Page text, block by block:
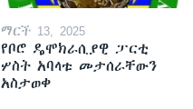
ማርች 13, 2025
የቦሮ ዴሞክራሲያዊ ፓርቲ
ሦስት አባላቱ መታሰራቸውን
አስታወቀ